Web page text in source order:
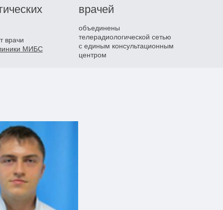
врачи
МИБС
врачей
объединены
телерадиологической сетью
с единым консультационным
центром